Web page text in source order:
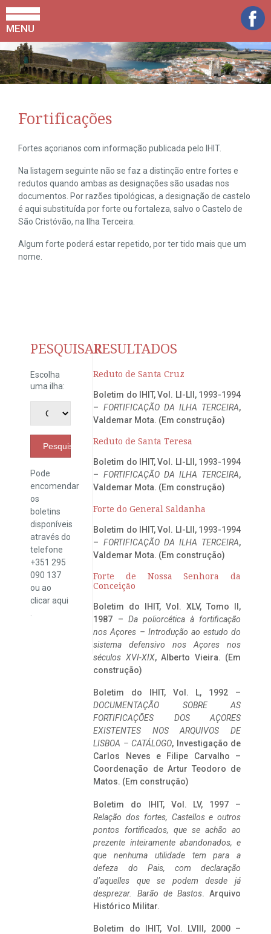
MENU
Fortificações
Fortes açorianos com informação publicada pelo IHIT.
Na listagem seguinte não se faz a distinção entre fortes e
redutos quando ambas as designações são usadas nos
documentos. Por razões tipológicas, a designação de castelo
é aqui substituída por forte ou fortaleza, salvo o Castelo de
São Cristóvão, na Ilha Terceira.
Algum forte poderá estar repetido, por ter tido mais que um
nome.
PESQUISAR
Escolha
uma ilha:
Pesquisar
Pode
encomendar
os
boletins
disponíveis
através do
telefone
+351 295
090 137
ou ao
clicaraqui
RESULTADOS
Reduto de Santa Cruz
Boletim do IHIT, Vol. LI-LII, 1993-1994
– FORTIFICAÇÃO DA ILHA TERCEIRA,
Valdemar Mota. (Em construção)
Reduto de Santa Teresa
Boletim do IHIT, Vol. LI-LII, 1993-1994
– FORTIFICAÇÃO DA ILHA TERCEIRA,
Valdemar Mota. (Em construção)
Forte do General Saldanha
Boletim do IHIT, Vol. LI-LII, 1993-1994
– FORTIFICAÇÃO DA ILHA TERCEIRA,
Valdemar Mota. (Em construção)
Forte de Nossa Senhora da
Conceição
Boletim do IHIT, Vol. XLV, Tomo II,
1987 – Da poliorcética à fortificação
nos Açores – Introdução ao estudo do
sistema defensivo nos Açores nos
séculos XVI-XIX, Alberto Vieira. (Em
construção)
Boletim do IHIT, Vol. L, 1992 –
DOCUMENTAÇÃO SOBRE AS
FORTIFICAÇÕES DOS AÇORES
EXISTENTES NOS ARQUIVOS DE
LISBOA – CATÁLOGO, Investigação de
Carlos Neves e Filipe Carvalho –
Coordenação de Artur Teodoro de
Matos. (Em construção)
Boletim do IHIT, Vol. LV, 1997 –
Relação dos fortes, Castellos e outros
pontos fortificados, que se achão ao
prezente inteiramente abandonados, e
que nenhuma utilidade tem para a
defeza do Pais, com declaração
d’aquelles que se podem desde já
desprezar. Barão de Bastos. Arquivo
Histórico Militar.
Boletim do IHIT, Vol. LVIII, 2000 –